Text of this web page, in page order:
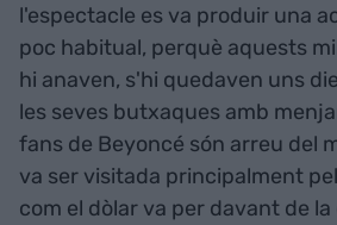
l'espectacle es va produir una
poc habitual, perquè aquests
hi anaven, s'hi quedaven uns
les seves butxaques amb
fans de Beyoncé són arreu del
va ser visitada principalment
com el dòlar va per davant de